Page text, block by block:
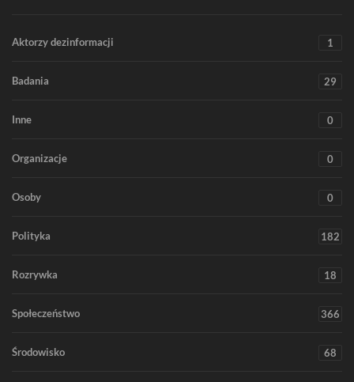
Aktorzy dezinformacji 1
Badania 29
Inne 0
Organizacje 0
Osoby 0
Polityka 182
Rozrywka 18
Społeczeństwo 366
Środowisko 68